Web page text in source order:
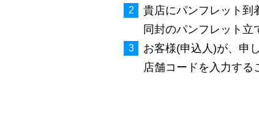
貴店にパンフレット到
同封のパンフレット立
お客様(申込人)が、申
店舗コードを入力する